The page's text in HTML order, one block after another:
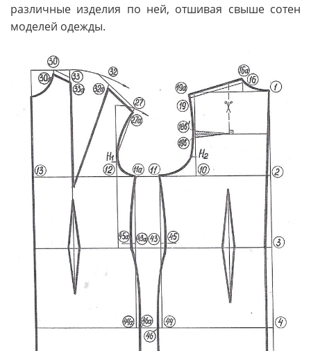
различные изделия по ней, отшивая свыше сотен
моделей одежды.